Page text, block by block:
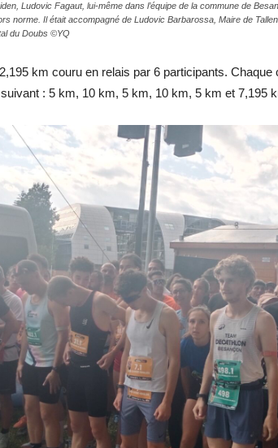
Ludovic Fagaut, lui-même dans l’équipe de la commune de
norme. Il était accompagné de Ludovic Barbarossa, Maire de
du Doubs ©YQ
km couru en relais par 6 participants.
: 5 km, 10 km, 5 km, 10 km, 5 km et 7,195